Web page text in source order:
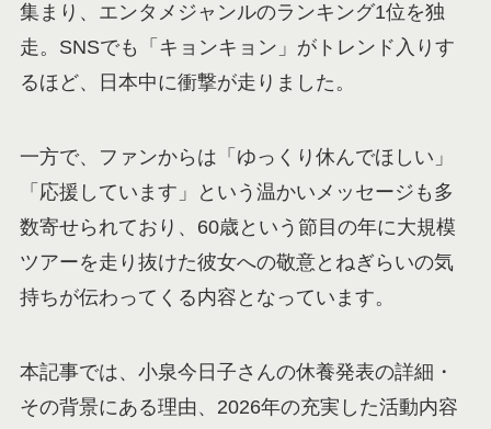
集まり、エンタメジャンルのランキング1位を独
走。SNSでも「キョンキョン」がトレンド入りす
るほど、日本中に衝撃が走りました。
一方で、ファンからは「ゆっくり休んでほしい」
「応援しています」という温かいメッセージも多
数寄せられており、60歳という節目の年に大規模
ツアーを走り抜けた彼女への敬意とねぎらいの気
持ちが伝わってくる内容となっています。
本記事では、小泉今日子さんの休養発表の詳細・
その背景にある理由、2026年の充実した活動内容